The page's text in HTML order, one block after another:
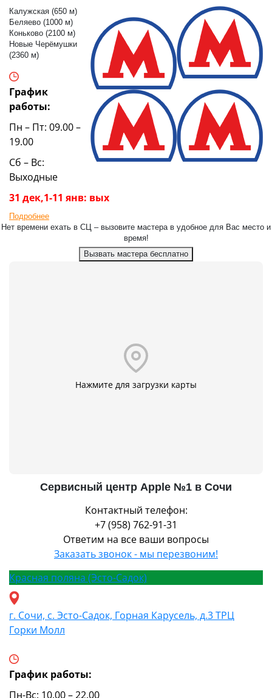
Калужская (650 м)
Беляево (1000 м)
Коньково (2100 м)
Новые Черёмушки
(2360 м)
График
работы:
Пн – Пт: 09.00 –
19.00
Сб – Вс:
Выходные
31 дек,1-11 янв: вых
Подробнее
Нет времени ехать в СЦ – вызовите мастера в удобное для Вас место и
время!
Вызвать мастера бесплатно
Нажмите для загрузки карты
Сервисный центр Apple №1 в Сочи
Контактный телефон:
+7 (958) 762-91-31
Ответим на все ваши вопросы
Заказать звонок - мы перезвоним!
Красная поляна (Эсто-Садок)
г. Сочи, с. Эсто-Садок, Горная Карусель, д.3 ТРЦ
Горки Молл
График работы:
Пн-Вс: 10.00 – 22.00